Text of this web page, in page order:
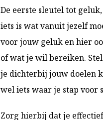
De eerste sleutel tot
iets is wat vanuit jezelf
voor jouw geluk en hier
of wat je wil bereiken.
je dichterbij jouw doelen
wel iets waar je stap voor
Zorg hierbij dat je